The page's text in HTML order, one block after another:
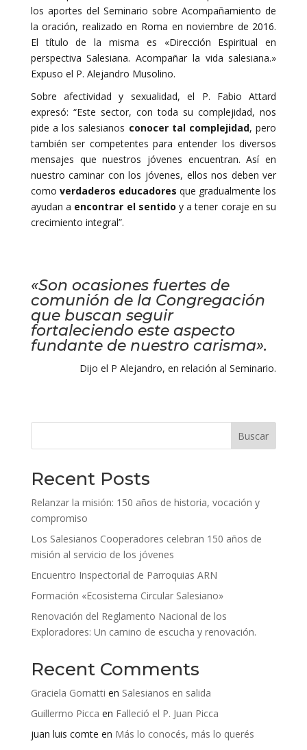
los aportes del Seminario sobre Acompañamiento de
la oración, realizado en Roma en noviembre de 2016.
El título de la misma es «Dirección Espiritual en
perspectiva Salesiana. Acompañar la vida salesiana.»
Expuso el P. Alejandro Musolino.
Sobre afectividad y sexualidad, el P. Fabio Attard
expresó: “Este sector, con toda su complejidad, nos
pide a los salesianos conocer tal complejidad, pero
también ser competentes para entender los diversos
mensajes que nuestros jóvenes encuentran. Así en
nuestro caminar con los jóvenes, ellos nos deben ver
como verdaderos educadores que gradualmente los
ayudan a encontrar el sentido y a tener coraje en su
crecimiento integral”.
«Son ocasiones fuertes de
comunión de la Congregación
que buscan seguir
fortaleciendo este aspecto
fundante de nuestro carisma».
Dijo el P Alejandro, en relación al Seminario.
Buscar
Recent Posts
Relanzar la misión: 150 años de historia, vocación y
compromiso
Los Salesianos Cooperadores celebran 150 años de
misión al servicio de los jóvenes
Encuentro Inspectorial de Parroquias ARN
Formación «Ecosistema Circular Salesiano»
Renovación del Reglamento Nacional de los
Exploradores: Un camino de escucha y renovación.
Recent Comments
Graciela Gornatti en Salesianos en salida
Guillermo Picca en Falleció el P. Juan Picca
juan luis comte en Más lo conocés, más lo querés